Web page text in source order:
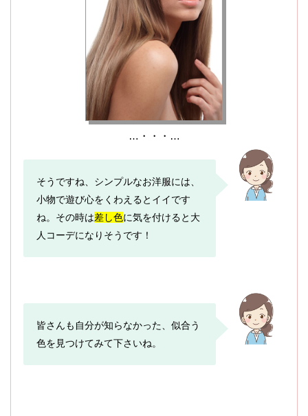
…・・・…
そうですね、シンプルなお洋服には、
小物で遊び心をくわえるとイイです
ね。その時は差し色に気を付けると大
人コーデになりそうです！
皆さんも自分が知らなかった、似合う
色を見つけてみて下さいね。